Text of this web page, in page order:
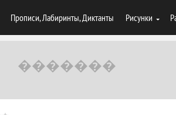
Прописи, Лабиринты, Диктанты Рисунки